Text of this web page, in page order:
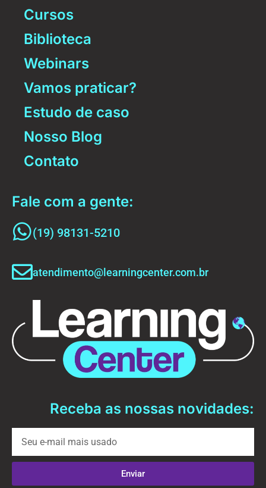
Cursos
Biblioteca
Webinars
Vamos praticar?
Estudo de caso
Nosso Blog
Contato
Fale com a gente:
(19) 98131-5210
atendimento@learningcenter.com.br
Receba as nossas novidades:
Enviar